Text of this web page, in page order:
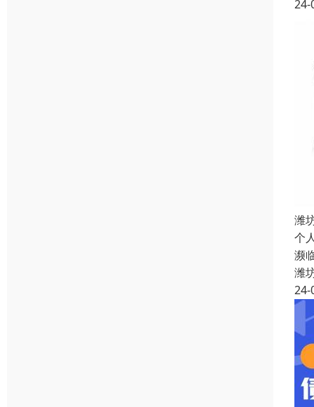
24-
潍
个
濒
潍
24-